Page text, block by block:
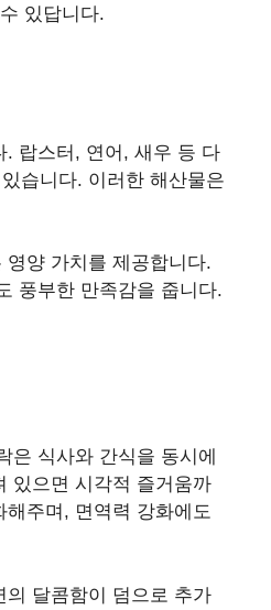
있답니다.
. 랍스터, 연어, 새우 등 다
습니다. 이러한 해산물은
양 가치를 제공합니다.
풍부한 만족감을 줍니다.
식사와 간식을 동시에
있으면 시각적 즐거움까
주며, 면역력 강화에도
달콤함이 덤으로 추가